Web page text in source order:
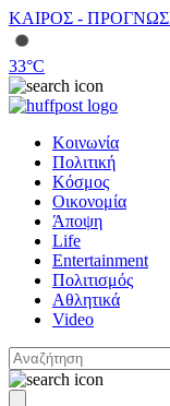
ΚΑΙΡΟΣ -
33°C
Κοινωνία
Πολιτική
Κόσμος
Οικονομία
Άποψη
Life
Entertainment
Πολιτισμός
Αθλητικά
Video